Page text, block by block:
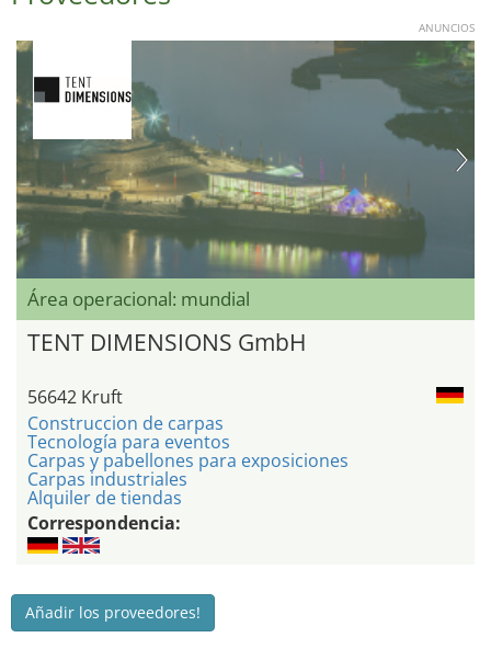
ANUNCIOS
Área operacional: mundial
TENT DIMENSIONS GmbH
56642 Kruft
Construccion de carpas
Tecnología para eventos
Carpas y pabellones para exposiciones
Carpas industriales
Alquiler de tiendas
Correspondencia:
Añadir los proveedores!